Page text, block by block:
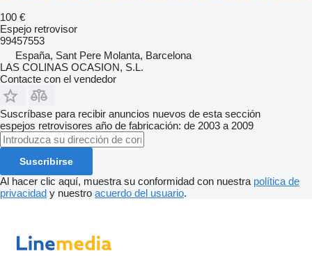
100 €
Espejo retrovisor
99457553
España, Sant Pere Molanta, Barcelona
LAS COLINAS OCASION, S.L.
Contacte con el vendedor
Suscríbase para recibir anuncios nuevos de esta sección
espejos retrovisores año de fabricación: de 2003 a 2009
Suscribirse
Al hacer clic aquí, muestra su conformidad con nuestra política de
privacidad y nuestro acuerdo del usuario.